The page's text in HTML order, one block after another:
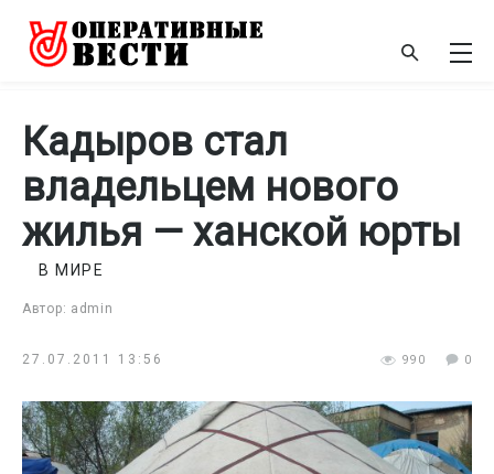
Кадыров стал
владельцем нового
жилья — ханской юрты
Автор: admin
В МИРЕ
27.07.2011 13:56 990 0